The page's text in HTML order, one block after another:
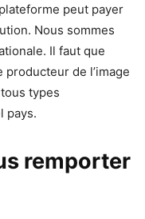
peut payer
Nous sommes
Il faut que
de l’image
types
pays.
remporter